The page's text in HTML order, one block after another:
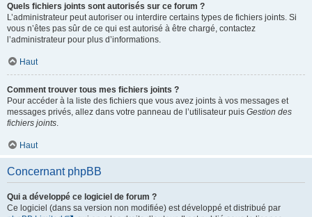
Quels fichiers joints sont autorisés sur ce forum ?
L’administrateur peut autoriser ou interdire certains types de fichiers joints. Si
vous n’êtes pas sûr de ce qui est autorisé à être chargé, contactez
l’administrateur pour plus d’informations.
Haut
Comment trouver tous mes fichiers joints ?
Pour accéder à la liste des fichiers que vous avez joints à vos messages et
messages privés, allez dans votre panneau de l’utilisateur puis Gestion des
fichiers joints.
Haut
Concernant phpBB
Qui a développé ce logiciel de forum ?
Ce logiciel (dans sa version non modifiée) est développé et distribué par